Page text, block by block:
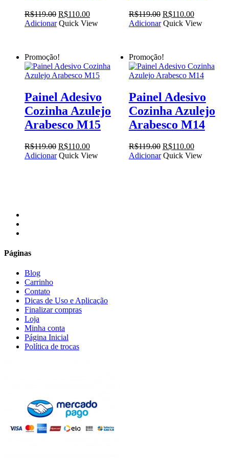
R$119.00 O
preço
R$110.00O
preço
Adicionar Quick View
R$119.00 O
preço
R$110.00O
preço
Adicionar Quick View
Promoção!
Painel Adesivo
Cozinha Azulejo
Arabesco M15
R$119.00 O
preço
R$110.00O
preço
Adicionar Quick View
Promoção!
Painel Adesivo
Cozinha Azulejo
Arabesco M14
R$119.00 O
preço
R$110.00O
preço
Adicionar Quick View
Páginas
Blog
Carrinho
Contato
Dicas de Uso e Aplicação
Finalizar compras
Loja
Minha conta
Página Inicial
Política de trocas